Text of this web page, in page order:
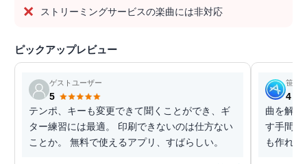
ストリーミングサービスの楽曲には非対応
ピックアップレビュー
ゲストユーザー
5
テンポ、キーも変更できて聞くことができ、ギ
ター練習には最適。 印刷できないのは仕方ない
ことか。 無料で使えるアプリ、すばらしい。
笹田
4
曲を解析
す手間が
も作れて